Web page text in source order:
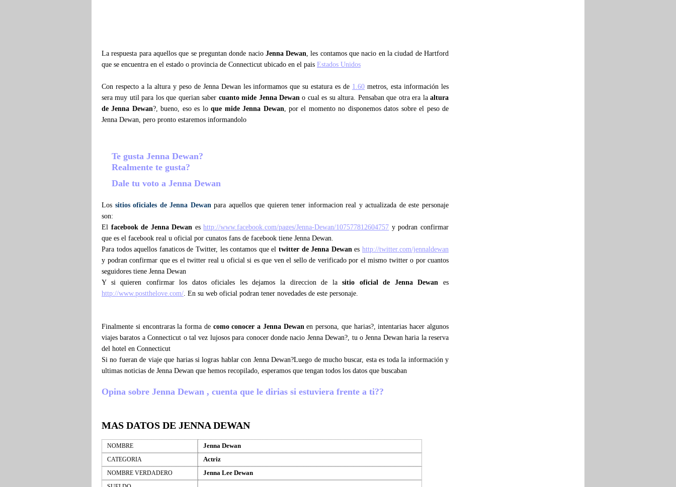
La respuesta para aquellos que se preguntan donde nacio Jenna Dewan, les contamos que nacio en la ciudad de Hartford
que se encuentra en el estado o provincia de Connecticut ubicado en el pais Estados Unidos
Con respecto a la altura y peso de Jenna Dewan les informamos que su estatura es de 1.60 metros, esta información les
sera muy util para los que querian saber cuanto mide Jenna Dewan o cual es su altura. Pensaban que otra era laaltura
de Jenna Dewan?, bueno, eso es loque mide Jenna Dewan, por el momento no disponemos datos sobre el peso de
Jenna Dewan, pero pronto estaremos informandolo
Te gusta Jenna Dewan?
Realmente te gusta?
Dale tu voto a Jenna Dewan
Los sitios oficiales de Jenna Dewanpara aquellos que quieren tener informacion real y actualizada de este personaje
son:
El facebook de Jenna Dewan eshttp://www.facebook.com/pages/Jenna-Dewan/107577812604757 y podran confirmar
que es el facebook real u oficial por cunatos fans de facebook tiene Jenna Dewan.
Para todos aquellos fanaticos de Twitter, les contamos que el twitter de Jenna Dewaneshttp://twitter.com/jennaldewan
y podran confirmar que es el twitter real u oficial si es que ven el sello de verificado por el mismo twitter o por cuantos
seguidores tiene Jenna Dewan
Y si quieren confirmar los datos oficiales les dejamos la direccion de lasitio oficial de Jenna Dewan es
http://www.postthelove.com/. En su web oficial podran tener novedades de este personaje.
Finalmente si encontraras la forma de como conocer a Jenna Dewanen persona, que harias?, intentarias hacer algunos
viajes baratos a Connecticut o tal vez lujosos para conocer donde nacio Jenna Dewan?, tu o Jenna Dewan haria la reserva
del hotel en Connecticut
Si no fueran de viaje que harias si logras hablar con Jenna Dewan?Luego de mucho buscar, esta es toda la información y
ultimas noticias de Jenna Dewan que hemos recopilado, esperamos que tengan todos los datos que buscaban
Opina sobre Jenna Dewan , cuenta que le dirias si estuviera frente a ti??
MAS DATOS DE JENNA DEWAN
NOMBRE Jenna Dewan
CATEGORIA Actriz
NOMBRE VERDADERO Jenna Lee Dewan